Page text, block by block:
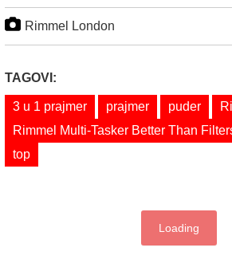
Rimmel London
TAGOVI:
3 u 1 prajmer prajmer puder
Rimmel Multi-Tasker Better Than
top
Loading